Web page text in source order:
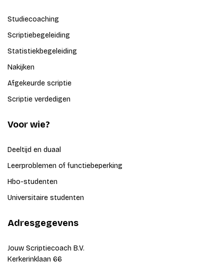
Studiecoaching
Scriptiebegeleiding
Statistiekbegeleiding
Nakijken
Afgekeurde scriptie
Scriptie verdedigen
Voor wie?
Deeltijd en duaal
Leerproblemen of functiebeperking
Hbo-studenten
Universitaire studenten
Adresgegevens
Jouw Scriptiecoach B.V.
Kerkerinklaan 66